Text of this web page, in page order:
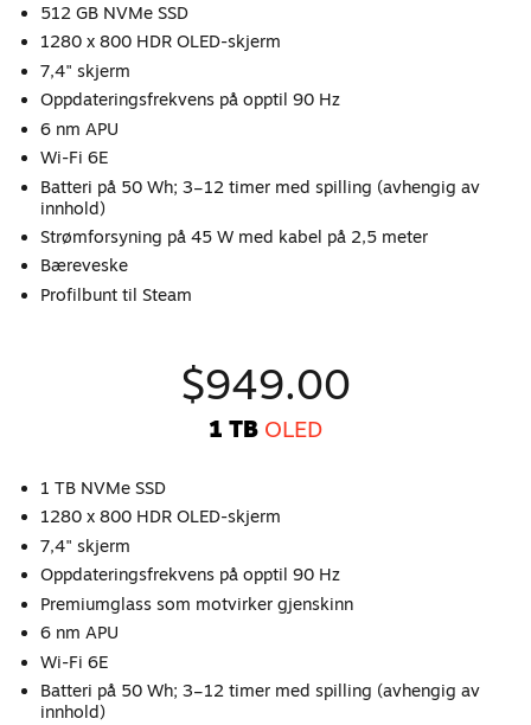
512 GB NVMe SSD
1280 x 800 HDR OLED-skjerm
7,4" skjerm
Oppdateringsfrekvens på opptil 90 Hz
6 nm APU
Wi-Fi 6E
Batteri på 50 Wh; 3–12 timer med spilling (avhengig av
innhold)
Strømforsyning på 45 W med kabel på 2,5 meter
Bæreveske
Profilbunt til Steam
$949.00
1 TB OLED
1 TB NVMe SSD
1280 x 800 HDR OLED-skjerm
7,4" skjerm
Oppdateringsfrekvens på opptil 90 Hz
Premiumglass som motvirker gjenskinn
6 nm APU
Wi-Fi 6E
Batteri på 50 Wh; 3–12 timer med spilling (avhengig av
innhold)